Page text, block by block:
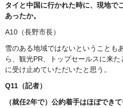
タイと中国に行かれた時に、現地で
あったか。
A10（長野市長）
雪のある地域ではないということも
ら、観光PR、トップセールスに来
に受け止めていただいたと思う。
Q11（記者）
（就任2年で）公約着手はほぼでき